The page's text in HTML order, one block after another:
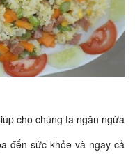
cho chúng ta ngăn ngừa
đến sức khỏe và ngay cả